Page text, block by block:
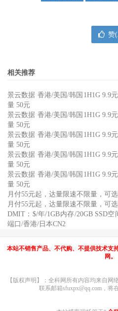
赞(
相关推荐
景云数据 香港/美国/韩国1H1G 9.9
量 50元
景云数据 香港/美国/韩国1H1G 9.9
量 50元
景云数据 香港/美国/韩国1H1G 9.9
量 50元
景云数据 香港/美国/韩国1H1G 9.9
量 50元
景云数据 香港/美国/韩国1H1G 9.9
量 50元
月付55元起，达量限速不限量，可
月付55元起，达量限速不限量，可
DMIT：$/年/1GB内存/20GB SSD空
端口/香港/日本CN2
本站不销售产品、不代购、不提供技术支
网。
【版权声明】：全科网所有内容均来自
联系邮箱sfuxpx@qq.com，将